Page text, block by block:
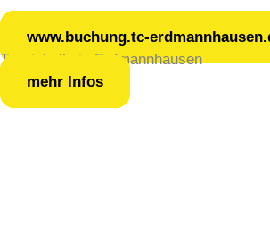
www.buchung.tc-
Tennishalle in Erdmannhausen
mehr Infos